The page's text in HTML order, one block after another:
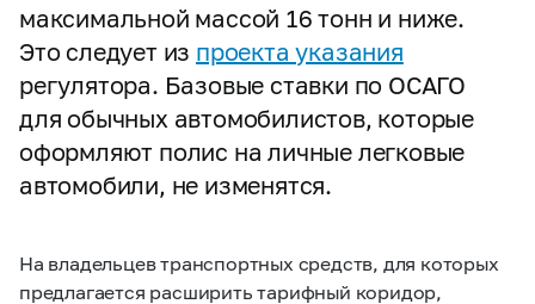
максимальной массой 16 тонн и ниже.
Это следует из проекта указания
регулятора. Базовые ставки по ОСАГО
для обычных автомобилистов, которые
оформляют полис на личные легковые
автомобили, не изменятся.
На владельцев транспортных средств, для которых
предлагается расширить тарифный коридор,